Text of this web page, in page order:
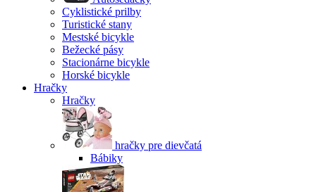
Cyklistické prilby
Turistické stany
Mestské bicykle
Bežecké pásy
Stacionárne bicykle
Horské bicykle
Hračky
Hračky
hračky pre dievčatá
Bábiky